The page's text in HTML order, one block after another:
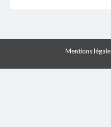
Mentions